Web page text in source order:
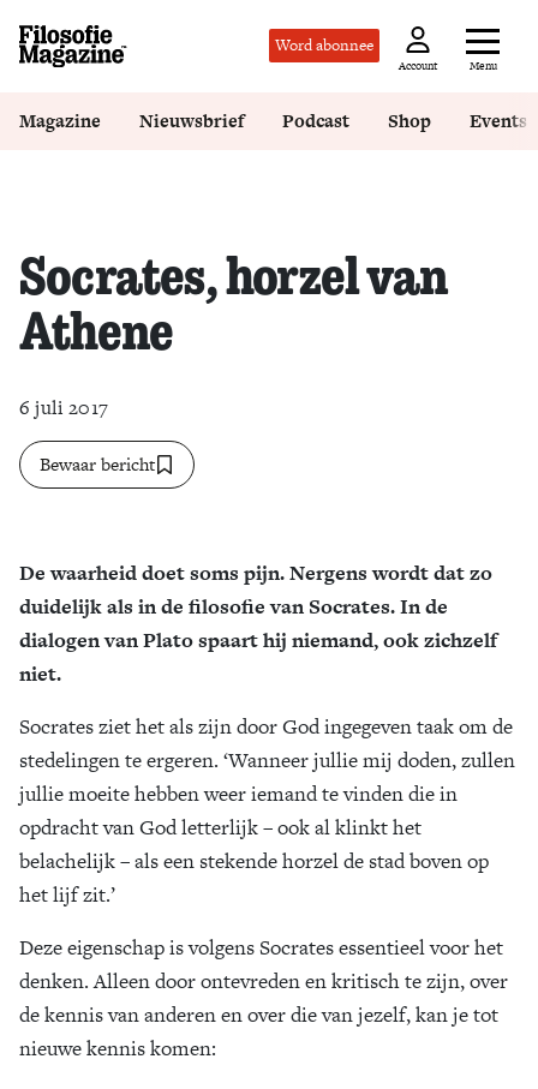
Word abonnee
Account Menu
Zoek
Magazine Nieuwsbrief Podcast Shop Events
Socrates, horzel van
Athene
6 juli 2017
Bewaar bericht
De waarheid doet soms pijn. Nergens wordt dat zo
duidelijk als in de filosofie van Socrates. In de
dialogen van Plato spaart hij niemand, ook zichzelf
niet.
Socrates ziet het als zijn door God ingegeven taak om de
stedelingen te ergeren. ‘Wanneer jullie mij doden, zullen
jullie moeite hebben weer iemand te vinden die in
opdracht van God letterlijk – ook al klinkt het
belachelijk – als een stekende horzel de stad boven op
het lijf zit.’
Deze eigenschap is volgens Socrates essentieel voor het
denken. Alleen door ontevreden en kritisch te zijn, over
de kennis van anderen en over die van jezelf, kan je tot
nieuwe kennis komen: